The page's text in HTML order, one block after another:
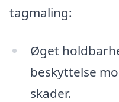
tagmaling:
Øget
beskyttelse
skader.